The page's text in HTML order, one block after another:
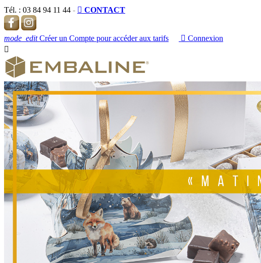
Tél. : 03 84 94 11 44 -  CONTACT
mode_edit Créer un Compte pour accéder aux tarifs  Connexion
